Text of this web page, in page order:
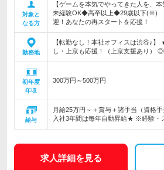
対象と
なる方
【ゲームを本気でやってきた人を、
未経験OK◆高卒以上◆29歳以下(※)
迎！あなたの再スタートを応援！
勤務地
【転勤なし！本社オフィスは渋谷♪
し・上京も応援！（上京支援あり）
初年度
年収
300万円～500万円
給与
月給25万円～＋賞与＋諸手当（資格
入社3年間は毎年自動昇給★ ※経験・
求人詳細を見る